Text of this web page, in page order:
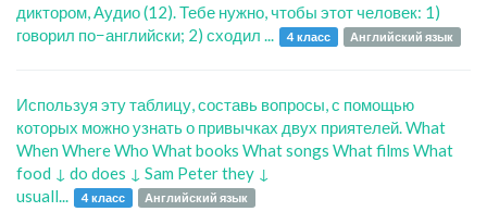
диктором, Аудио (12). Тебе нужно, чтобы этот человек: 1)
говорил по−английски; 2) сходил ...
4 класс Английский язык
Используя эту таблицу, составь вопросы, с помощью
которых можно узнать о привычках двух приятелей. What
When Where Who What books What songs What films What
food ↓ do does ↓ Sam Peter they ↓
usuall...
4 класс Английский язык